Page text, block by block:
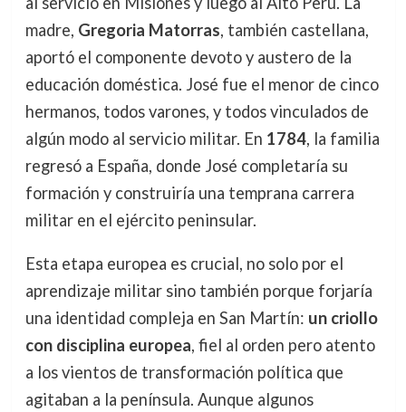
madre, Gregoria Matorras, también castellana,
aportó el componente devoto y austero de la
educación doméstica. José fue el menor de cinco
hermanos, todos varones, y todos vinculados de
algún modo al servicio militar. En 1784, la familia
regresó a España, donde José completaría su
formación y construiría una temprana carrera
militar en el ejército peninsular.
Esta etapa europea es crucial, no solo por el
aprendizaje militar sino también porque forjaría
una identidad compleja en San Martín: un criollo
con disciplina europea, fiel al orden pero atento
a los vientos de transformación política que
agitaban a la península. Aunque algunos